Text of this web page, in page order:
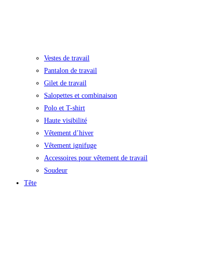
Vestes de travail
Pantalon de travail
Gilet de travail
Salopettes et combinaison
Polo et T-shirt
Haute visibilité
Vêtement d’hiver
Vêtement ignifuge
Accessoires pour vêtement de travail
Soudeur
Tête